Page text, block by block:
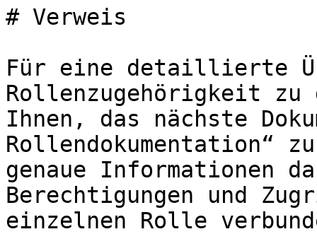
# Verweis
Für eine detaillierte
Rollenzugehörigkeit zu
Ihnen, das nächste
Rollendokumentation“
genaue Informationen
Berechtigungen und
einzelnen Rolle